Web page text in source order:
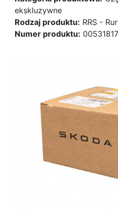
ekskluzywne
Rodzaj produktu: RRS -
Numer produktu: